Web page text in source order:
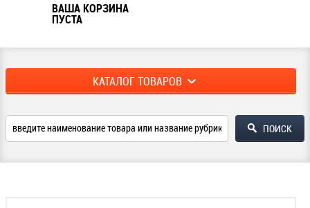
ВАША КОРЗИНА
ПУСТА
КАТАЛОГ ТОВАРОВ